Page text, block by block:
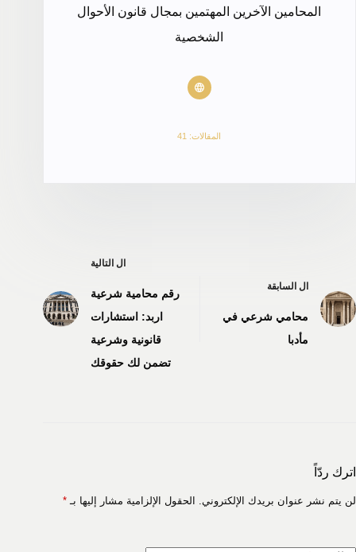
المحامين الآخرين المهتمين بمجال قانون الأحوال
الشخصية
المقالات: 41
ال السابقة
محامي شرعي في
مأدبا
ال التالية
رقم محامية شرعية
اربد: استشارات
قانونية وشرعية
تضمن لك حقوقك
اترك ردّاً
لن يتم نشر عنوان بريدك الإلكتروني. الحقول الإلزامية مشار إليها بـ *